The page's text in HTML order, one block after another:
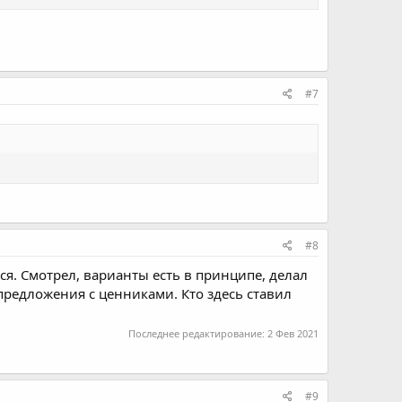
#7
#8
Смотрел, варианты есть в принципе, делал
с ценниками. Кто здесь ставил
Последнее редактирование: 2 Фев 2021
#9